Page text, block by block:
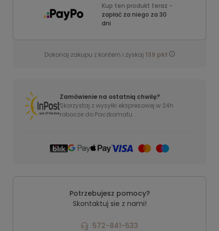
Kup ten produkt teraz -
zapłać za niego za 30
dni
Dokonaj zakupu z kontem i zyskaj 139 pkt
Zamówienie na ostatnią chwilę?
Skorzystaj z wysyłki ekspresowej w 24h
robocze do Paczkomatu
Potrzebujesz pomocy?
Skontaktuj sie z nami!
572-841-533